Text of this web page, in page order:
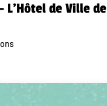
L'Hôtel de Ville de